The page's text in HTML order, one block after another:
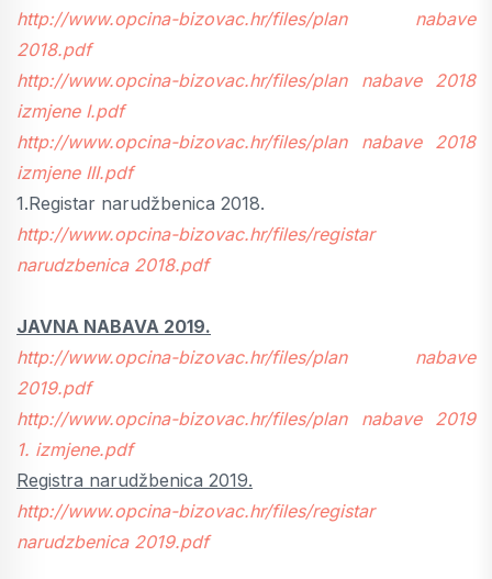
http://www.opcina-bizovac.hr/files/plan nabave
2018.pdf
http://www.opcina-bizovac.hr/files/plan nabave 2018
izmjene I.pdf
http://www.opcina-bizovac.hr/files/plan nabave 2018
izmjene III.pdf
1.Registar narudžbenica 2018.
http://www.opcina-bizovac.hr/files/registar
narudzbenica 2018.pdf
JAVNA NABAVA 2019.
http://www.opcina-bizovac.hr/files/plan nabave
2019.pdf
http://www.opcina-bizovac.hr/files/plan nabave 2019
1. izmjene.pdf
Registra narudžbenica 2019.
http://www.opcina-bizovac.hr/files/registar
narudzbenica 2019.pdf